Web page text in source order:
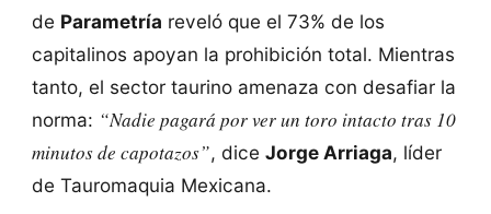
de Parametría reveló que el 73% de los
capitalinos apoyan la prohibición total. Mientras
tanto, el sector taurino amenaza con desafiar la
norma: “Nadie pagará por ver un toro intacto tras 10
minutos de capotazos”, dice Jorge Arriaga, líder
de Tauromaquia Mexicana.